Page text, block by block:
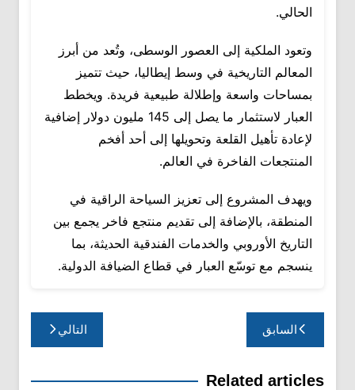
الحالي.
وتعود الملكية إلى العصور الوسطى، وتُعد من أبرز
المعالم التاريخية في وسط إيطاليا، حيث تتميز
بمساحات واسعة وإطلالة طبيعية فريدة. ويخطط
العبار لاستثمار ما يصل إلى 145 مليون دولار إضافية
لإعادة تأهيل القلعة وتحويلها إلى أحد أفخم
المنتجعات الفاخرة في العالم.
ويهدف المشروع إلى تعزيز السياحة الراقية في
المنطقة، بالإضافة إلى تقديم منتجع فاخر يجمع بين
التاريخ الأوروبي والخدمات الفندقية الحديثة، بما
ينسجم مع توسّع العبار في قطاع الضيافة الدولية.
تصفّح
المقالات
السابق التالي
Related articles